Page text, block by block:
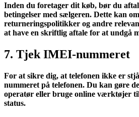
Inden du foretager dit køb, bør du
betingelser med sælgeren. Dette kan
returneringspolitikker og andre
at have en skriftlig aftale for at undgå
7. Tjek IMEI-nummeret
For at sikre dig, at telefonen ikke er
nummeret på telefonen. Du kan gøre
operatør eller bruge online værktøjer
status.